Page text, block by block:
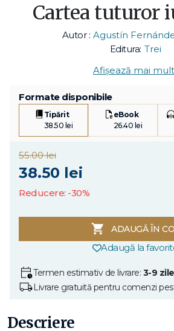
Cartea tuturor
Autor : Agustín
Editura: Trei
Afișează mai mult
Formate disponibile
Tipărit
38.50 lei
eBook
26.40 lei
55.00 lei
38.50 lei
Reducere: -30%
ADAUGĂ ÎN
Adaugă la
Termen estimativ de livrare: 3-9
Livrare gratuită pentru comenzi
Descriere